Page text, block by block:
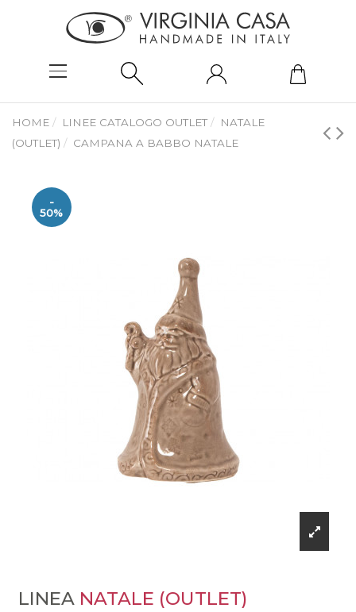
HOME LINEE CATALOGO OUTLET
NATALE
(OUTLET)
CAMPANA A BABBO NATALE
-
50%
LINEA NATALE (OUTLET)